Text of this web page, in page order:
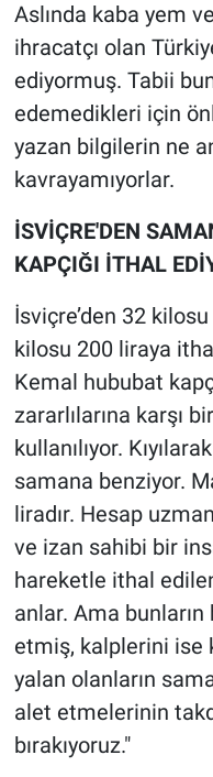
Aslında kaba yem
ihracatçı olan
ediyormuş. Tabii
edemedikleri için
yazan bilgilerin ne
kavrayamıyorlar.
İSVİÇRE'DEN
KAPÇIĞI İTHAL
İsviçre’den 32
kilosu 200 liraya
Kemal hububat
zararlılarına karşı
kullanılıyor.
samana benziyor.
liradır. Hesap
ve izan sahibi bir
hareketle ithal
anlar. Ama
etmiş, kalplerini ise
yalan olanların
alet etmelerinin
bırakıyoruz."